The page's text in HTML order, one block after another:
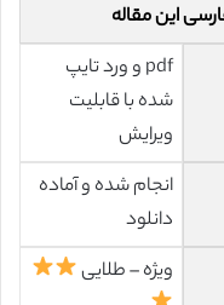
این مقاله
pdf و ورد تایپ
شده با قابلیت
ویرایش
انجام شده و آماده
دانلود
ویژه – طلایی